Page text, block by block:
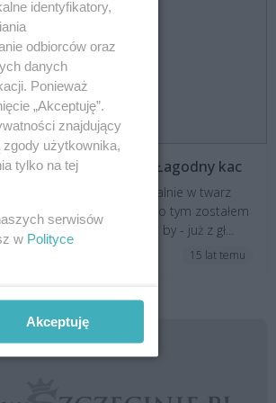
Flegmatyka: Łagodny kac
gdy dostałem centralnie w twarz
od sklepu, a zaraz po tym zostałem
przez rowerzystę, by - już z gł...
15 lat temu
identyfikatory,
odbiorców oraz
danych
Ponieważ
„Akceptuję”.
znajdujący
użytkownika,
tylko na tej
serwisów
w Polityce
Akceptuję